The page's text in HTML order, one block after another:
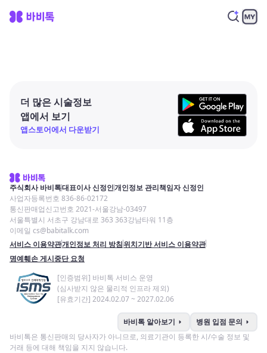
더 많은 시술정보
앱에서 보기
앱스토어에서 다운받기
주식회사 바비톡대표이사 신정인개인정보 관리책임자 신정인
사업자등록번호 836-86-02172
통신판매업신고번호 2021-서울강남-03497
서울특별시 서초구 강남대로 363 363강남타워 11층
이메일 cs@babitalk.com
서비스 이용약관개인정보 처리 방침위치기반 서비스 이용약관
명예훼손 게시중단 요청
[인증범위] 바비톡 서비스 운영
(심사받지 않은 물리적 인프라 제외)
[유효기간] 2024.02.07 ~ 2027.02.06
바비톡 알아보기 arrow_right 병원 입점 문의 arrow_right
바비톡은 통신판매의 당사자가 아니므로, 의료기관이 등록한 시/수술 정보 및
거래 등에 대해 책임을 지지 않습니다.